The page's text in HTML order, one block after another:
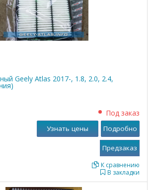
Geely Atlas 2017-, 1.8, 2.0, 2.4,
Под заказ
В закладки
К сравнению
Узнать цены Подробно